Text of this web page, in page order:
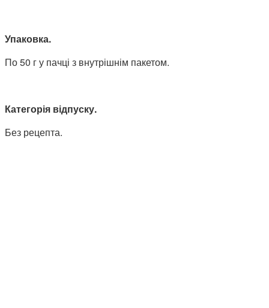
Упаковка.
По 50 г у пачці з внутрішнім пакетом.
Категорія відпуску.
Без рецепта.